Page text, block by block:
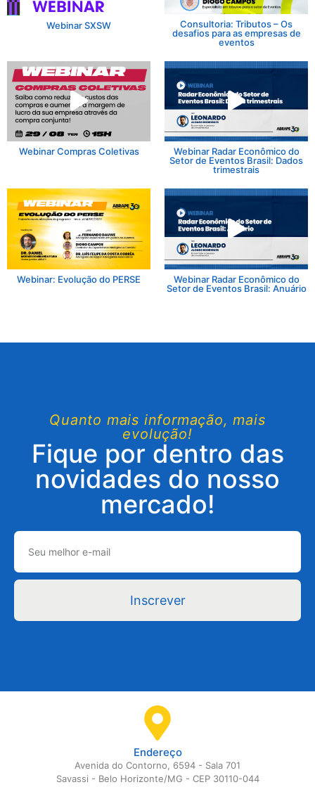
Webinar SXSW
Consultoria: Tributos – Os
desafios para as empresas de
eventos
Webinar Compras Coletivas
Webinar Radar Econômico do
Setor de Eventos Brasil: Dados
trimestrais
Webinar: Evolução do PERSE
Webinar Radar Econômico do
Setor de Eventos Brasil: Anuário
Quanto mais informação, mais
evolução!
Fique por dentro das
novidades do nosso
mercado!
Inscrever
Endereço
Avenida do Contorno, 6594 - Sala 701
Savassi - Belo Horizonte/MG - CEP 30110-044